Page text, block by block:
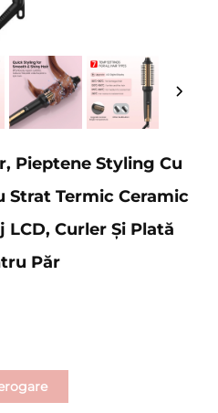
Pieptene Styling Cu
Strat Termic Ceramic
LCD, Curler Și Plată
Păr